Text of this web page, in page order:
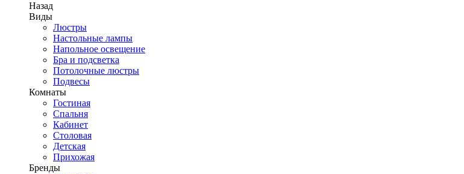
Назад
Виды
Люстры
Настольные лампы
Напольное освещение
Бра и подсветка
Потолочные люстры
Подвесы
Комнаты
Гостиная
Спальня
Кабинет
Столовая
Детская
Прихожая
Бренды